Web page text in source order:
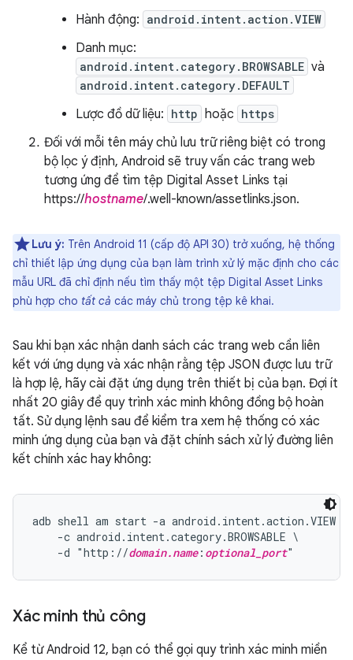
Hành động: android.intent.action.VIEW
Danh mục:
android.intent.category.BROWSABLE và
android.intent.category.DEFAULT
Lược đồ dữ liệu: http hoặc https
Đối với mỗi tên máy chủ lưu trữ riêng biệt có trong
bộ lọc ý định, Android sẽ truy vấn các trang web
tương ứng để tìm tệp Digital Asset Links tại
https://hostname/.well-known/assetlinks.json.
Lưu ý: Trên Android 11 (cấp độ API 30) trở xuống, hệ thống
chỉ thiết lập ứng dụng của bạn làm trình xử lý mặc định cho các
mẫu URL đã chỉ định nếu tìm thấy một tệp Digital Asset Links
phù hợp cho tất cả các máy chủ trong tệp kê khai.
Sau khi bạn xác nhận danh sách các trang web cần liên
kết với ứng dụng và xác nhận rằng tệp JSON được lưu trữ
là hợp lệ, hãy cài đặt ứng dụng trên thiết bị của bạn. Đợi ít
nhất 20 giây để quy trình xác minh không đồng bộ hoàn
tất. Sử dụng lệnh sau để kiểm tra xem hệ thống có xác
minh ứng dụng của bạn và đặt chính sách xử lý đường liên
kết chính xác hay không:
adb shell am start -a android.intent.action.VIEW \
    -c android.intent.category.BROWSABLE \
    -d "http://
domain.name: optional_port
Xác minh thủ công
Kể từ Android 12, bạn có thể gọi quy trình xác minh miền